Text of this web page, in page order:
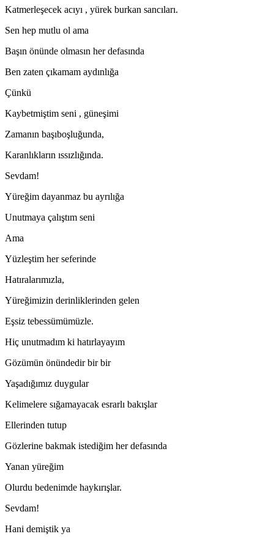
Katmerleşecek acıyı , yürek burkan sancıları.
Sen hep mutlu ol ama
Başın önünde olmasın her defasında
Ben zaten çıkamam aydınlığa
Çünkü
Kaybetmiştim seni , güneşimi
Zamanın başıboşluğunda,
Karanlıkların ıssızlığında.
Sevdam!
Yüreğim dayanmaz bu ayrılığa
Unutmaya çalıştım seni
Ama
Yüzleştim her seferinde
Hatıralarımızla,
Yüreğimizin derinliklerinden gelen
Eşsiz tebessümümüzle.
Hiç unutmadım ki hatırlayayım
Gözümün önündedir bir bir
Yaşadığımız duygular
Kelimelere sığamayacak esrarlı bakışlar
Ellerinden tutup
Gözlerine bakmak istediğim her defasında
Yanan yüreğim
Olurdu bedenimde haykırışlar.
Sevdam!
Hani demiştik ya